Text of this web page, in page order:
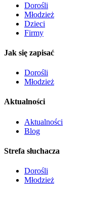
Dorośli
Młodzież
Dzieci
Firmy
Jak się zapisać
Dorośli
Młodzież
Aktualności
Aktualności
Blog
Strefa słuchacza
Dorośli
Młodzież